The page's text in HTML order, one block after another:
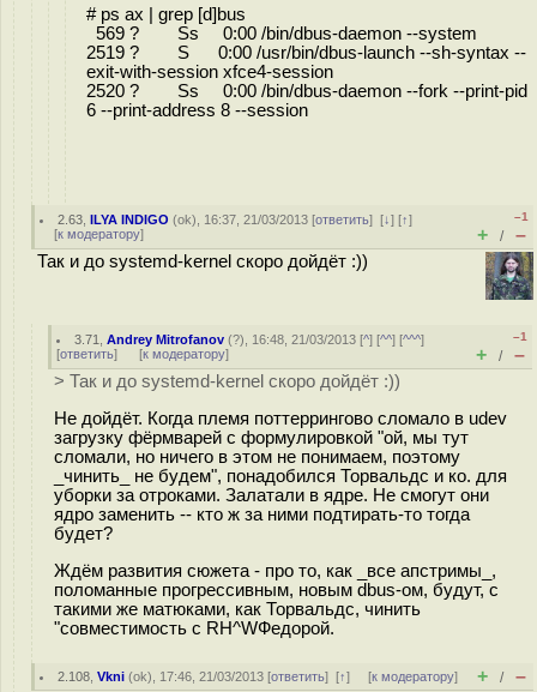
# ps ax | grep [d]bus
569 ? Ss 0:00 /bin/dbus-daemon --system
2519 ? S 0:00 /usr/bin/dbus-launch --sh-syntax --
exit-with-session xfce4-session
2520 ? Ss 0:00 /bin/dbus-daemon --fork --print-pid
6 --print-address 8 --session
2.63 ,ILYA INDIGO (ok), 16:37, 21/03/2013 [ответить][↓] [↑]
[к модератору]
–1
+ / –
Так и до systemd-kernel скоро дойдёт :))
3.71 ,Andrey Mitrofanov (?), 16:48, 21/03/2013 [^] [^^] [^^^]
[ответить] [к модератору]
–1
+ / –
> Так и до systemd-kernel скоро дойдёт :))
Не дойдёт. Когда племя поттеррингово сломало в udev
загрузку фёрмварей с формулировкой "ой, мы тут
сломали, но ничего в этом не понимаем, поэтому
_чинить_ не будем", понадобился Торвальдс и ко. для
уборки за отроками. Залатали в ядре. Не смогут они
ядро заменить -- кто ж за ними подтирать-то тогда
будет?
Ждём развития сюжета - про то, как _все апстримы_,
поломанные прогрессивным, новым dbus-ом, будут, с
такими же матюками, как Торвальдс, чинить
"совместимость с RH^WФедорой.
2.108 ,Vkni (ok), 17:46, 21/03/2013 [ответить][↑] [к модератору] + / –